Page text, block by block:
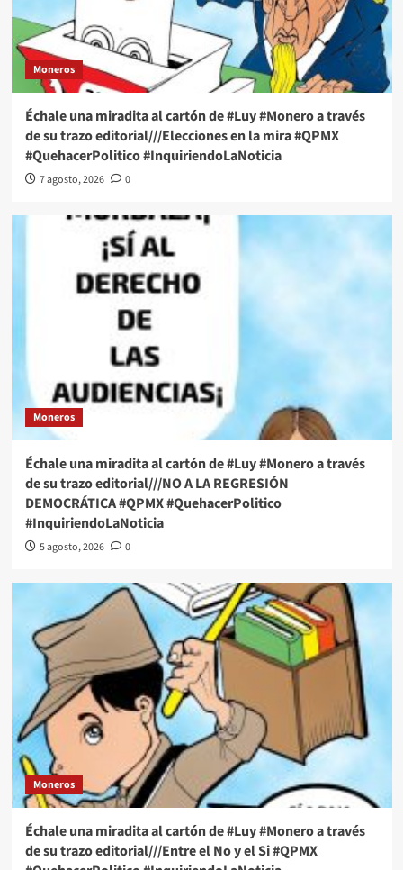
Moneros
Échale una miradita al cartón de #Luy #Monero a través
de su trazo editorial///Elecciones en la mira #QPMX
#QuehacerPolitico #InquiriendoLaNoticia
7 agosto, 2026 0
Moneros
Échale una miradita al cartón de #Luy #Monero a través
de su trazo editorial///NO A LA REGRESIÓN
DEMOCRÁTICA #QPMX #QuehacerPolitico
#InquiriendoLaNoticia
5 agosto, 2026 0
Moneros
Échale una miradita al cartón de #Luy #Monero a través
de su trazo editorial///Entre el No y el Si #QPMX